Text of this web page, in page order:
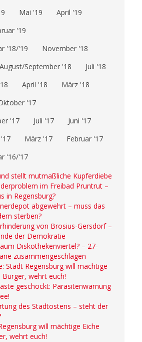
Mai '19
April '19
'19
'18/'19
November '18
August/September '18
Juli '18
April '18
März '18
'17
'17
Juli '17
Juni '17
März '17
Februar '17
'16/'17
stellt mutmaßliche Kupferdiebe
im Freibad Pruntrut –
in Regensburg?
abgewehrt – muss das
sterben?
von Brosius-Gersdorf –
der Demokratie
Diskothekenviertel? – 27-
zusammengeschlagen
Stadt Regensburg will mächtige
Bürger, wehrt euch!
geschockt: Parasitenwarnung
des Stadtostens – steht der
will mächtige Eiche
wehrt euch!